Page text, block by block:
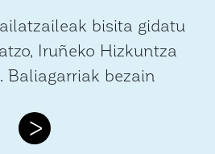
bisita gidatu
Iruñeko Hizkuntza
Baliagarriak bezain
>